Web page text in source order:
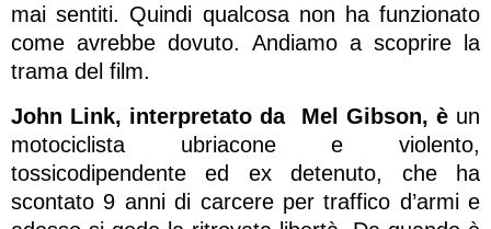
mai sentiti. Quindi qualcosa non ha funzionato
come avrebbe dovuto. Andiamo a scoprire la
trama del film.
John Link, interpretato da
Mel Gibson, èun
motociclista ubriacone e violento,
tossicodipendente ed ex detenuto, che ha
scontato 9 anni di carcere per traffico d’armi e